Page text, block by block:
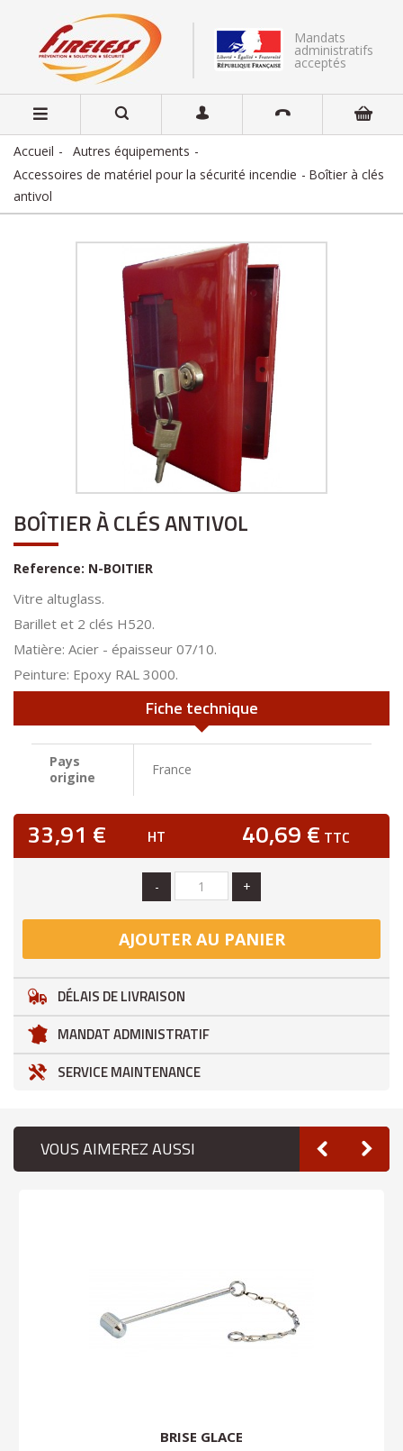
Mandats
administratifs
acceptés
Accueil
Autres équipements
Accessoires de matériel pour la sécurité incendie
Boîtier à clés
antivol
BOÎTIER À CLÉS ANTIVOL
Reference: N-BOITIER
Vitre altuglass.
Barillet et 2 clés H520.
Matière: Acier - épaisseur 07/10.
Peinture: Epoxy RAL 3000.
Fiche technique
Pays
origine
France
33,91 € HT 40,69 € TTC
- +
AJOUTER AU PANIER
DÉLAIS DE LIVRAISON
MANDAT ADMINISTRATIF
SERVICE MAINTENANCE
VOUS AIMEREZ AUSSI
BRISE GLACE